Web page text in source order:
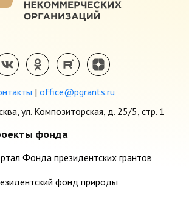
| office@pgrants.ru
ул. Композиторская, д. 25/5, стр. 1
фонда
Фонда президентских грантов
фонд природы